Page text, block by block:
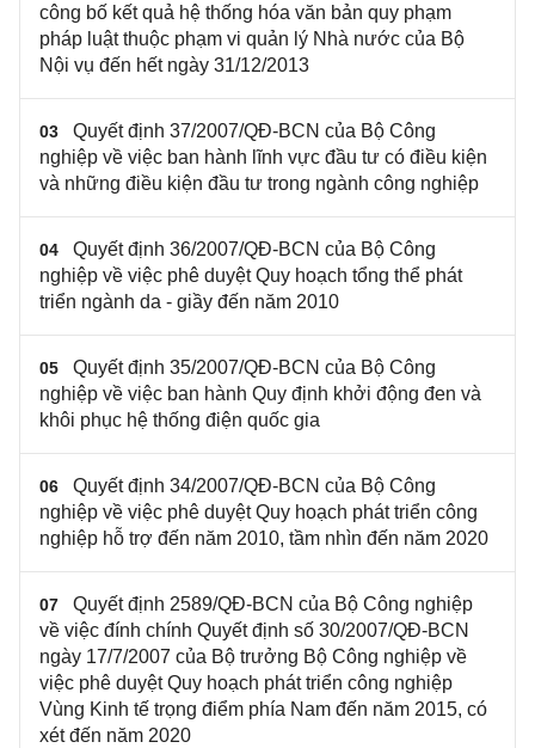
công bố kết quả hệ thống hóa văn bản quy phạm
pháp luật thuộc phạm vi quản lý Nhà nước của Bộ
Nội vụ đến hết ngày 31/12/2013
03
Quyết định 37/2007/QĐ-BCN của Bộ Công
nghiệp về việc ban hành lĩnh vực đầu tư có điều kiện
và những điều kiện đầu tư trong ngành công nghiệp
04
Quyết định 36/2007/QĐ-BCN của Bộ Công
nghiệp về việc phê duyệt Quy hoạch tổng thể phát
triển ngành da - giầy đến năm 2010
05
Quyết định 35/2007/QĐ-BCN của Bộ Công
nghiệp về việc ban hành Quy định khởi động đen và
khôi phục hệ thống điện quốc gia
06
Quyết định 34/2007/QĐ-BCN của Bộ Công
nghiệp về việc phê duyệt Quy hoạch phát triển công
nghiệp hỗ trợ đến năm 2010, tầm nhìn đến năm 2020
07
Quyết định 2589/QĐ-BCN của Bộ Công nghiệp
về việc đính chính Quyết định số 30/2007/QĐ-BCN
ngày 17/7/2007 của Bộ trưởng Bộ Công nghiệp về
việc phê duyệt Quy hoạch phát triển công nghiệp
Vùng Kinh tế trọng điểm phía Nam đến năm 2015, có
xét đến năm 2020